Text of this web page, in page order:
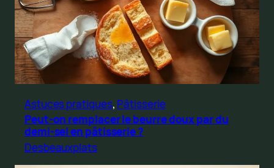
Astuces pratiques, Pâtisserie
Peut-on remplacer le beurre doux par du
demi-sel en pâtisserie ?
Desbeauxplats